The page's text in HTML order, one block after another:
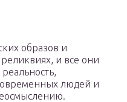
образов и
и все они
людей и